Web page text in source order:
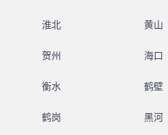
淮北 黄山
贺州 海口
衡水 鹤壁
鹤岗 黑河